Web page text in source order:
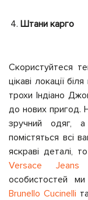
Штани карго
Скористуйтеся
цікаві локації
трохи Індіано
до нових пригод.
зручний одяг,
помістяться всі
яскраві деталі,
Versace Jeans
особистостей
Brunello Cucinelli